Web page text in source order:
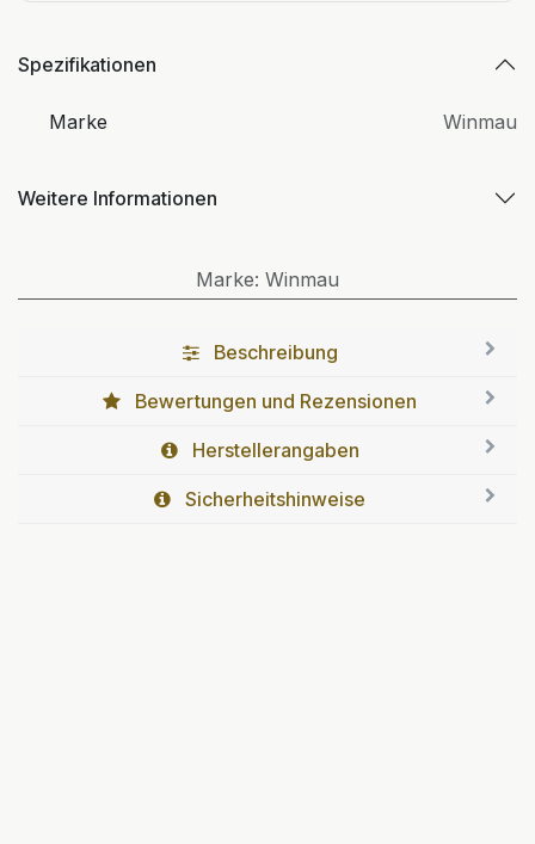
Spezifikationen
Marke Winmau
Weitere Informationen
Marke: Winmau
Beschreibung
Bewertungen und Rezensionen
Herstellerangaben
Sicherheitshinweise